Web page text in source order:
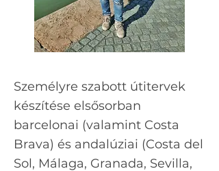
Személyre szabott útitervek
készítése elsősorban
barcelonai (valamint Costa
Brava) és andalúziai (Costa del
Sol, Málaga, Granada, Sevilla,